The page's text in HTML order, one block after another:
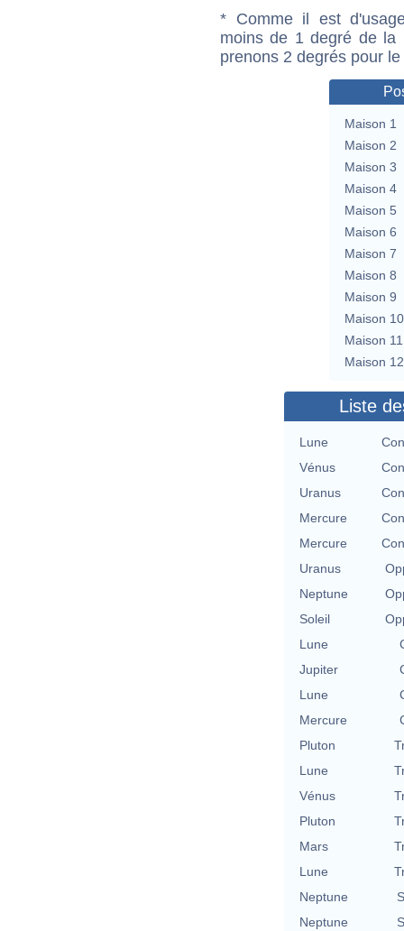
* Comme il est
moins de 1 degré de la
prenons 2 degrés pour
Maison 1
Maison 2
Maison 3
Maison 4
Maison 5
Maison 6
Maison 7
Maison 8
Maison 9
Maison 10
Maison 11
Maison 12
Liste
Lune
Vénus
Uranus
Mercure
Mercure
Uranus
Neptune
Soleil
Lune
Jupiter
Lune
Mercure
Pluton
Lune
Vénus
Pluton
Mars
Lune
Neptune
Neptune